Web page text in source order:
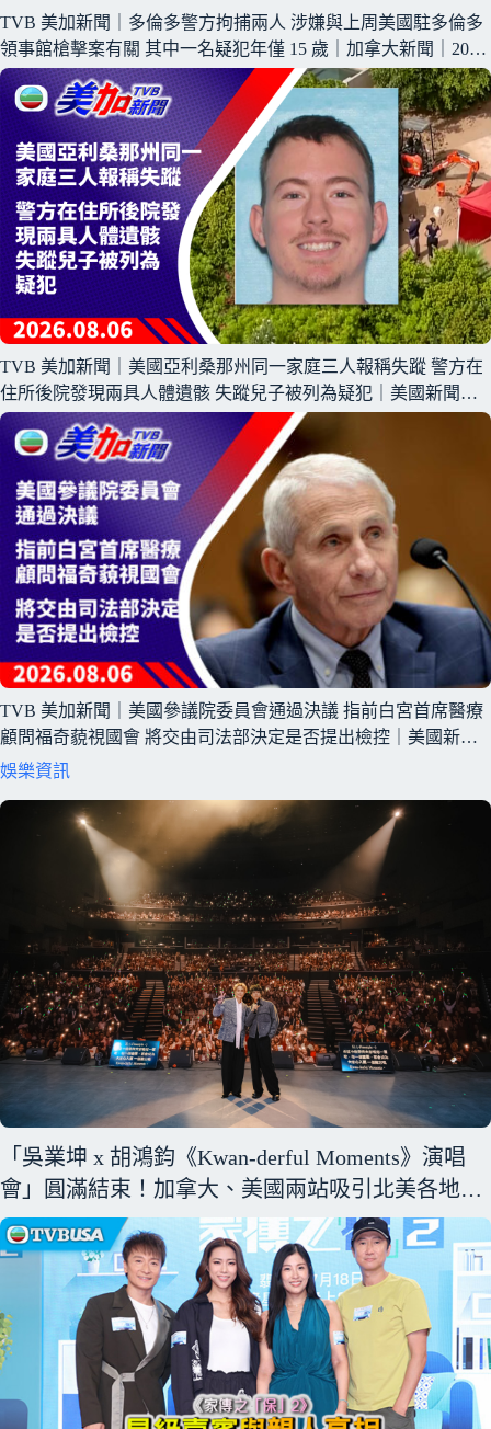
TVB 美加新聞｜多倫多警方拘捕兩人 涉嫌與上周美國駐多倫多
領事館槍擊案有關 其中一名疑犯年僅 15 歲｜加拿大新聞｜2026
年 8 月 6 日
TVB 美加新聞｜美國亞利桑那州同一家庭三人報稱失蹤 警方在
住所後院發現兩具人體遺骸 失蹤兒子被列為疑犯｜美國新聞｜
2026 年 8 月 6 日
TVB 美加新聞｜美國參議院委員會通過決議 指前白宮首席醫療
顧問福奇藐視國會 將交由司法部決定是否提出檢控｜美國新聞
｜2026 年 8 月 6 日
娛樂資訊
「吳業坤 x 胡鴻鈞《Kwan-derful Moments》演唱
會」圓滿結束！加拿大、美國兩站吸引北美各地樂
迷以歌聲與友情共創難忘回憶